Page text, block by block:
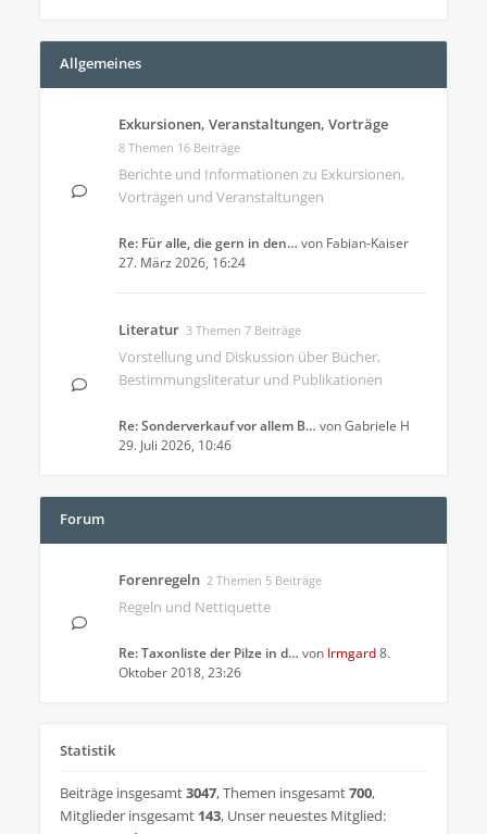
Allgemeines
Exkursionen, Veranstaltungen, Vorträge
8 Themen 16 Beiträge
Berichte und Informationen zu Exkursionen,
Vorträgen und Veranstaltungen
Re: Für alle, die gern in den… von Fabian-Kaiser
27. März 2026, 16:24
Literatur 3 Themen 7 Beiträge
Vorstellung und Diskussion über Bücher,
Bestimmungsliteratur und Publikationen
Re: Sonderverkauf vor allem B… vonGabriele H
29. Juli 2026, 10:46
Forum
Forenregeln 2 Themen 5 Beiträge
Regeln und Nettiquette
Re: Taxonliste der Pilze in d… von Irmgard8.
Oktober 2018, 23:26
Statistik
Beiträge insgesamt3047,Themen insgesamt700,
Mitglieder insgesamt 143, Unser neuestes Mitglied: